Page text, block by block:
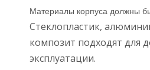
Материалы корпуса должны
Стеклопластик,
композит подходят для
эксплуатации.